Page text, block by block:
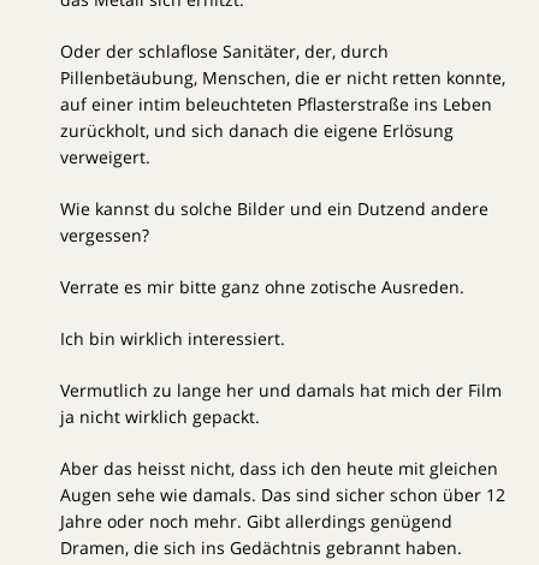
Oder der schlaflose Sanitäter, der, durch
Pillenbetäubung, Menschen, die er nicht retten konnte,
auf einer intim beleuchteten Pflasterstraße ins Leben
zurückholt, und sich danach die eigene Erlösung
verweigert.
Wie kannst du solche Bilder und ein Dutzend andere
vergessen?
Verrate es mir bitte ganz ohne zotische Ausreden.
Ich bin wirklich interessiert.
Vermutlich zu lange her und damals hat mich der Film
ja nicht wirklich gepackt.
Aber das heisst nicht, dass ich den heute mit gleichen
Augen sehe wie damals. Das sind sicher schon über 12
Jahre oder noch mehr. Gibt allerdings genügend
Dramen, die sich ins Gedächtnis gebrannt haben.